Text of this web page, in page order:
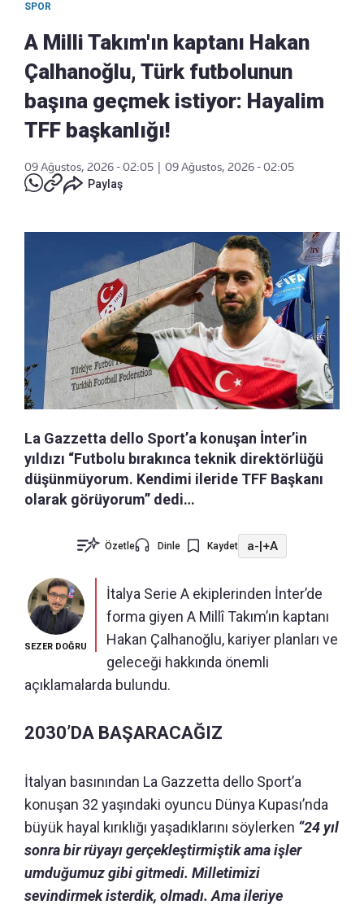
SPOR
A Milli Takım'ın kaptanı Hakan
Çalhanoğlu, Türk futbolunun
başına geçmek istiyor: Hayalim
TFF başkanlığı!
09 Ağustos, 2026 - 02:05
09 Ağustos, 2026 - 02:05
Paylaş
La Gazzetta dello Sport’a konuşan İnter’in
yıldızı “Futbolu bırakınca teknik direktörlüğü
düşünmüyorum. Kendimi ileride TFF Başkanı
olarak görüyorum” dedi…
Özetle Dinle Kaydet a-|+A
SEZER DOĞRU
İtalya Serie A ekiplerinden İnter’de
forma giyen A Millî Takım’ın kaptanı
Hakan Çalhanoğlu, kariyer planları ve
geleceği hakkında önemli
açıklamalarda bulundu.
2030’DA BAŞARACAĞIZ
İtalyan basınından La Gazzetta dello Sport’a
konuşan 32 yaşındaki oyuncu Dünya Kupası’nda
büyük hayal kırıklığı yaşadıklarını söylerken “24 yıl
sonra bir rüyayı gerçekleştirmiştik ama işler
umduğumuz gibi gitmedi. Milletimizi
sevindirmek isterdik, olmadı. Ama ileriye